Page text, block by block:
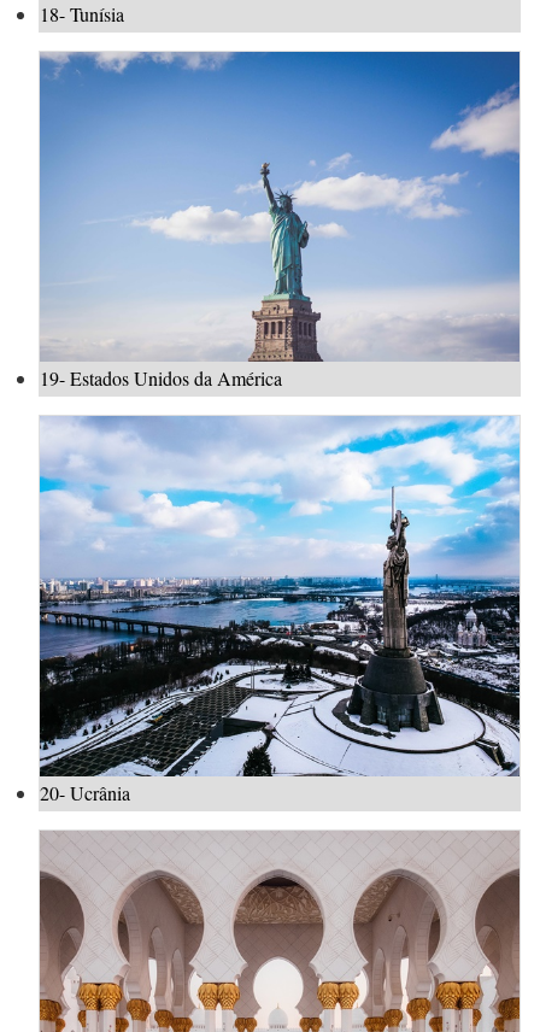
18- Tunísia
19- Estados Unidos da América
20- Ucrânia